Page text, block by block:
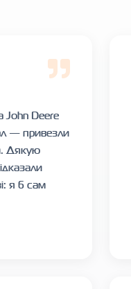
John Deere
— привезли
Дякую
я б сам